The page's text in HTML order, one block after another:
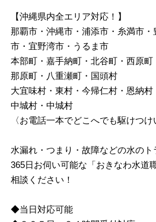
【沖縄県内全エリア対応！】
那覇市・沖縄市・浦添市・糸満市
市・宜野湾市・うるま市
本部町・嘉手納町・北谷町・西原
那原町・八重瀬町・国頭村
大宜味村・東村・今帰仁村・恩納
中城村・中城村
〈お電話一本でどこへでも駆けつけ
水漏れ・つまり・故障などの水のト
365日お伺い可能な「おきなわ水道
相談ください！
◆当日対応可能